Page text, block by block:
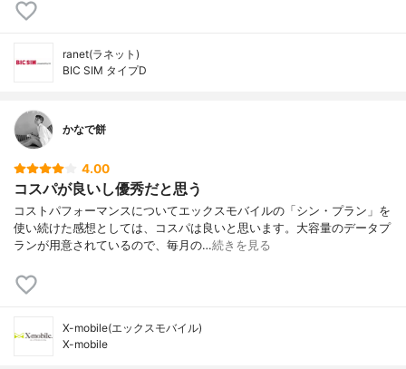
ranet(ラネット)
BIC SIM タイプD
かなで餅
4.00
コスパが良いし優秀だと思う
コストパフォーマンスについてエックスモバイルの「シン・プラン」を
使い続けた感想としては、コスパは良いと思います。大容量のデータプ
ランが用意されているので、毎月の…続きを見る
X-mobile(エックスモバイル)
X-mobile